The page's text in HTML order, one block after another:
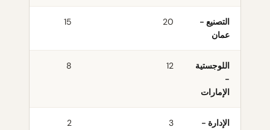
التصنيع -
عمان
20
15
اللوجستية
-
الإمارات
12
8
الإدارة -
3
2